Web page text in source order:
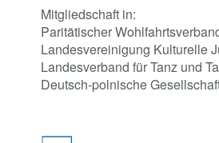
Mitgliedschaft in:
Paritätischer
Landesvereinigung Kulturelle
Landesverband für Tanz und
Deutsch-polnische